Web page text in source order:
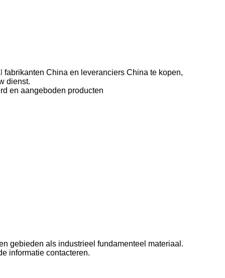
fabrikanten China en leveranciers China te kopen,
dienst.
en aangeboden producten
gebieden als industrieel fundamenteel materiaal.
informatie contacteren.